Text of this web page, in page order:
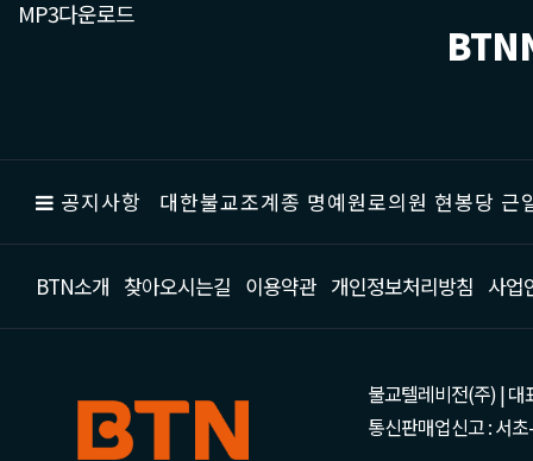
MP3다운로드
공지사항 대한불교조계종 명예원로의원 현봉당
BTN소개 찾아오시는길 이용약관 개인정보처리방침 사업
불교텔레비전(주) | 대
통신판매업신고 : 서